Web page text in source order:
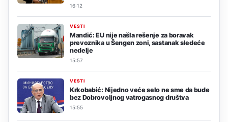
16:12
VESTI
Mandić: EU nije našla rešenje za boravak
prevoznika u Šengen zoni, sastanak sledeće
nedelje
15:57
VESTI
Krkobabić: Nijedno veće selo ne sme da bude
bez Dobrovoljnog vatrogasnog društva
15:55